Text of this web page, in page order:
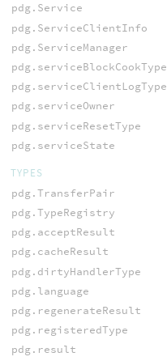
pdg.Service
pdg.ServiceClientInfo
pdg.ServiceManager
pdg.serviceBlockCookType
pdg.serviceClientLogType
pdg.serviceOwner
pdg.serviceResetType
pdg.serviceState
TYPES
pdg.TransferPair
pdg.TypeRegistry
pdg.acceptResult
pdg.cacheResult
pdg.dirtyHandlerType
pdg.language
pdg.regenerateResult
pdg.registeredType
pdg.result